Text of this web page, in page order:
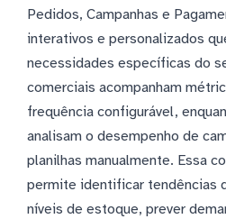
Pedidos, Campanhas e
interativos e personalizados
necessidades específicas do
comerciais acompanham
frequência configurável,
analisam o desempenho de
planilhas manualmente. Essa
permite identificar tendências
níveis de estoque, prever